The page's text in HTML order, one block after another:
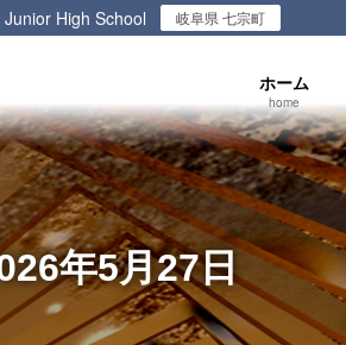
Junior High School 岐阜県 七宗町
ホーム
home
年5月27日